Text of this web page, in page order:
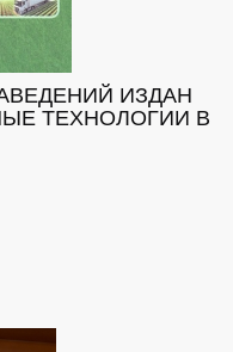
ИЗДАН
ТЕХНОЛОГИИ В